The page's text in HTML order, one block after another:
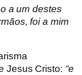
a um destes
foi a mim
Jesus Cristo: “e